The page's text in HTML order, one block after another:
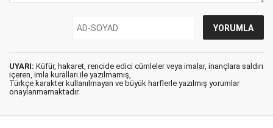
UYARI: Küfür, hakaret, rencide edici cümleler veya imalar, inançlara saldırı
içeren, imla kuralları ile yazılmamış,
Türkçe karakter kullanılmayan ve büyük harflerle yazılmış yorumlar
onaylanmamaktadır.